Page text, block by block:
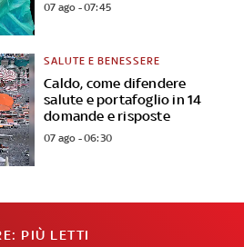
07 ago - 07:45
Caldo, come difendere
salute e portafoglio in 14
domande e risposte
SALUTE E BENESSERE
07 ago - 06:30
PIÙ LETTI